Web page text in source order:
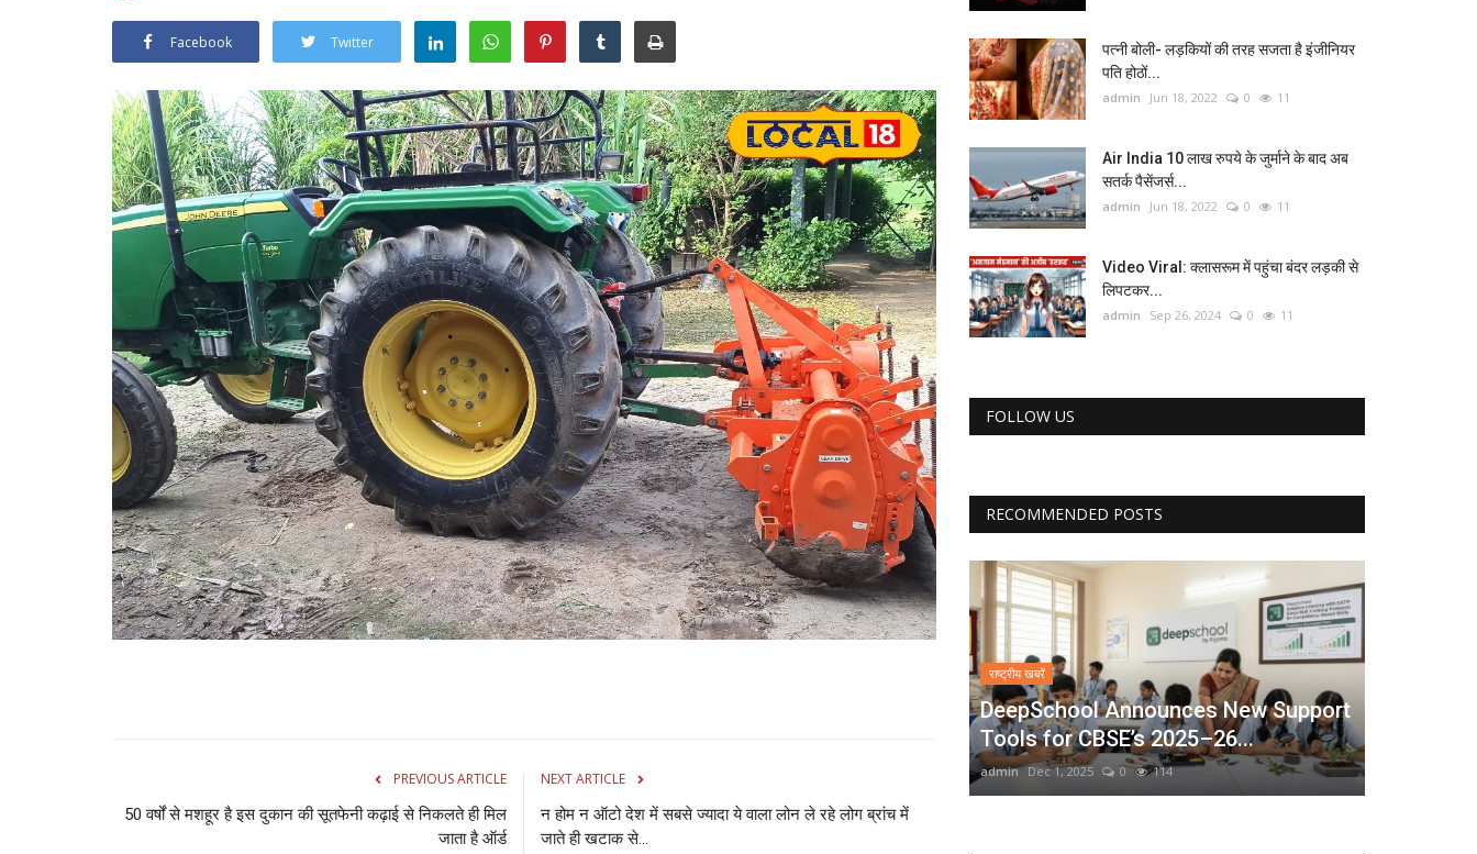
Facebook Twitter
PREVIOUS ARTICLE
50 वर्षों से मशहूर है इस दुकान की सूतफेनी कढ़ाई से निकलते ही मिल
जाता है ऑर्ड
NEXT ARTICLE
न होम न ऑटो देश में सबसे ज्यादा ये वाला लोन ले रहे लोग ब्रांच में
जाते ही खटाक से...
पत्नी बोली- लड़कियों की तरह सजता है इंजीनियर
पति होठों...
admin Jun 18, 2022 0 11
Air India 10 लाख रुपये के जुर्माने के बाद अब
सतर्क पैसेंजर्स...
admin Jun 18, 2022 0 11
Video Viral: क्‍लासरूम में पहुंचा बंदर लड़की से
लिपटकर...
admin Sep 26, 2024 0 11
FOLLOW US
RECOMMENDED POSTS
राष्ट्रीय खबरें
DeepSchool Announces New Support
Tools for CBSE’s 2025–26...
admin Dec 1, 2025 0 114